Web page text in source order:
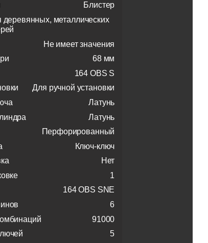
Блистер
деревянных, металлических
Не имеет значения
68 мм
164 OBS S
Для ручной установки
Латунь
Латунь
Перфорированный
Ключ-ключ
Нет
1
164 OBS SNE
6
91000
5